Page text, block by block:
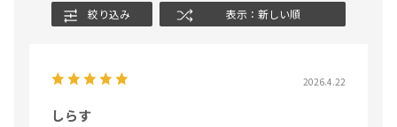
絞り込み 表示：新しい順
2026.4.22
しらす